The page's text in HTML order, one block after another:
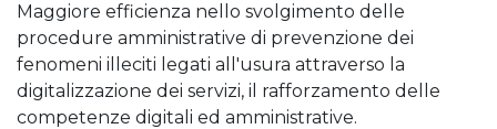
Maggiore efficienza nello svolgimento delle
procedure amministrative di prevenzione dei
fenomeni illeciti legati all'usura attraverso la
digitalizzazione dei servizi, il rafforzamento delle
competenze digitali ed amministrative.